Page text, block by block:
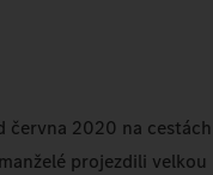
června 2020 na cestách
projezdili velkou